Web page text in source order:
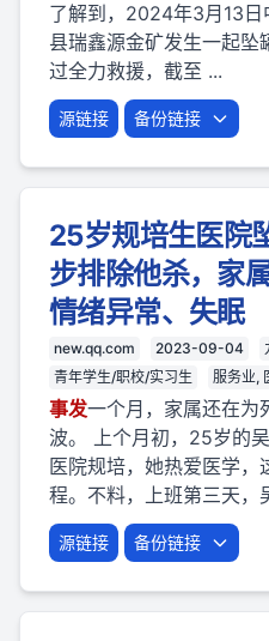
了解到，2024年3月13
县瑞鑫源金矿发生一起
过全力救援，截至 ...
源链接 备份链接
25岁规培生医院
步排除他杀，家属
情绪异常、失眠
new.qq.com 2023-09-04
青年学生/职校/实习生
服务业,
事发一个月，家属还在为
波。 上个月初，25岁的
医院规培，她热爱医学，
程。不料，上班第三天，
源链接 备份链接